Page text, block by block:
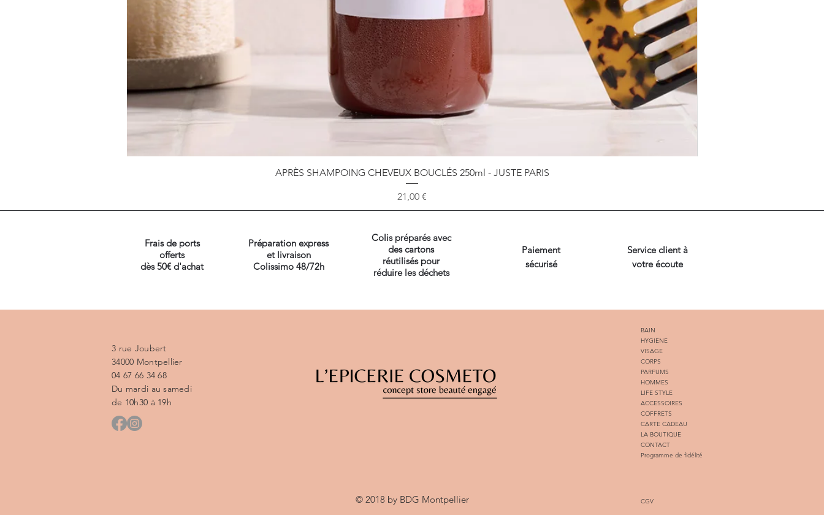
Aperçu rapide
APRÈS SHAMPOING CHEVEUX BOUCLÉS 250ml - JUSTE PARIS
Prix
21,00 €
Frais de ports
offerts
dès 50€ d'achat
Préparation express
et livraison
Colissimo 48/72h
Colis préparés avec
des cartons
réutilisés pour
réduire les déchets
Paiement
sécurisé
Service client à
votre écoute
3 rue Joubert
34000 Montpellier
04 67 66 34 68
Du mardi au samedi
de 10h30 à 19h
© 2018 by BDG Montpellier
BAIN
HYGIENE
VISAGE
CORPS
PARFUMS
HOMMES
LIFE STYLE
ACCESSOIRES
COFFRETS
CARTE CADEAU
LA BOUTIQUE
CONTACT
Programme de fidélité
CGV